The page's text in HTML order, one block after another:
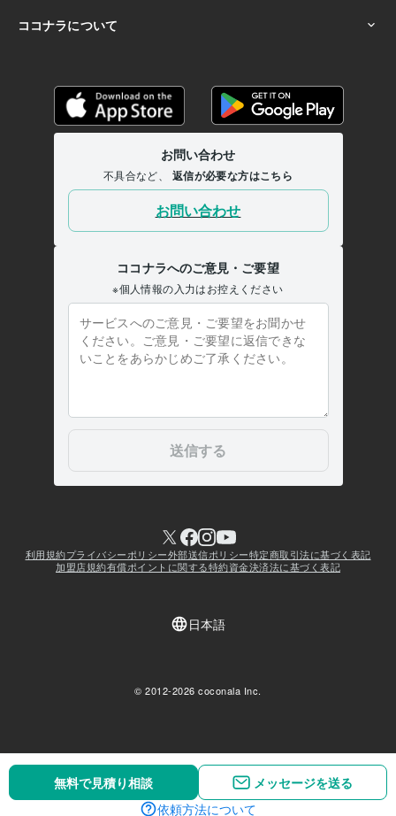
無料で見積り相談
メッセージを送る
依頼方法について